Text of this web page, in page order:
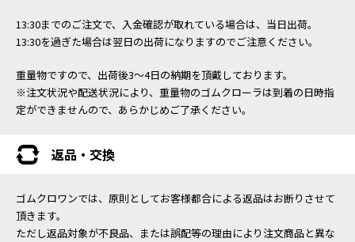
13:30までのご注文で、入金確認が取れている場合は、当日出荷。
13:30を過ぎた場合は翌日の出荷になりますのでご注意ください。
重量物ですので、出荷後3～4日の納期を頂戴しております。
※注文状況や配送状況により、重量物のゴムクローラは到着の日時指
定ができませんので、あらかじめご了承ください。
返品・交換
ゴムクロワンでは、原則としてお客様都合による返品はお断りさせて
頂きます。
ただし返品対象が不良品、または誤配等の理由により注文商品と異な